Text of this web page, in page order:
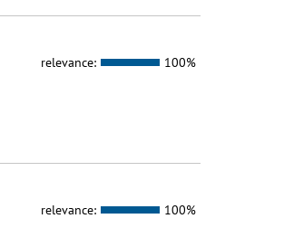
relevance: 100%
relevance: 100%